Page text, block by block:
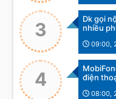
3
Dk gọi
nhiều
09:00,
4
điện
08:00,